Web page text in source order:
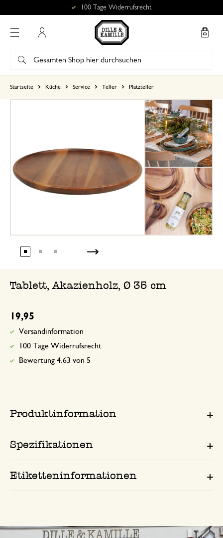
100 Tage Widerrufsrecht
Startseite Küche Service Teller Platzteller
Tablett, Akazienholz, Ø 35 cm
19,95
Versandinformation
100 Tage Widerrufsrecht
Bewertung 4.63 von 5
Produktinformation
Spezifikationen
Etiketteninformationen